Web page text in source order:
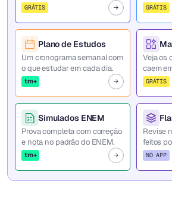
GRÁTIS GRÁTIS
Plano de Estudos
Um cronograma semanal com
o que estudar em cada dia.
tm+
Veja os
caem
GRÁTIS
Simulados ENEM
Prova completa com correção
e nota no padrão do ENEM.
tm+
Revise
feitos
NO APP